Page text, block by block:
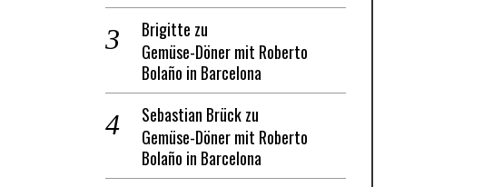
Brigitte zu
Gemüse-Döner mit Roberto
Bolaño in Barcelona
Sebastian Brückzu
Gemüse-Döner mit Roberto
Bolaño in Barcelona